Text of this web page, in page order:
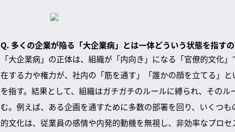
Q. 多くの企業が陥る「大企業病」とは一体どういう状態を指すの
「大企業病」の正体は、組織が「内向き」になる「官僚的文化
在する力や権力が、社内の「筋を通す」「誰かの顔を立てる」
を指す。結果として、組織はガチガチのルールに縛られ、その
む。例えば、ある企画を通すために多数の部署を回り、いくつ
的文化は、従業員の感情や内発的動機を無視し、非効率なプロ